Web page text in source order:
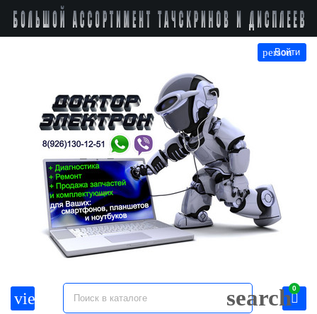
view_headline search
person
Войти
0